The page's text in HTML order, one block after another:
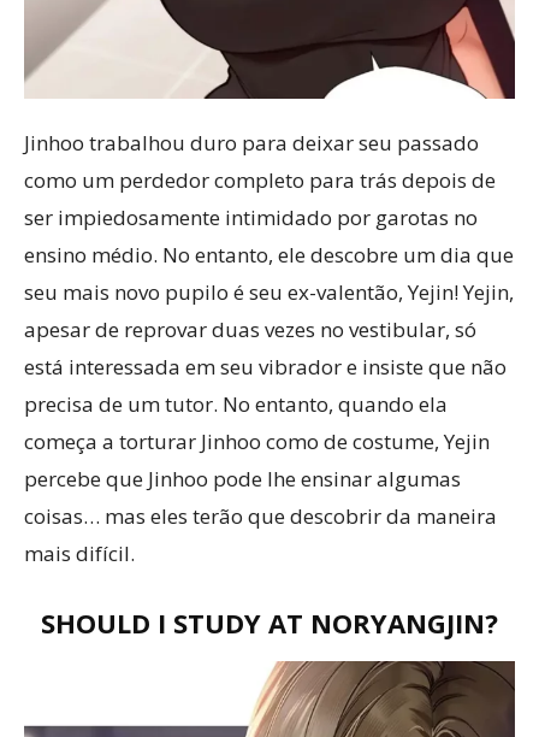
Jinhoo trabalhou duro para deixar seu passado
como um perdedor completo para trás depois de
ser impiedosamente intimidado por garotas no
ensino médio. No entanto, ele descobre um dia que
seu mais novo pupilo é seu ex-valentão, Yejin! Yejin,
apesar de reprovar duas vezes no vestibular, só
está interessada em seu vibrador e insiste que não
precisa de um tutor. No entanto, quando ela
começa a torturar Jinhoo como de costume, Yejin
percebe que Jinhoo pode lhe ensinar algumas
coisas… mas eles terão que descobrir da maneira
mais difícil.
SHOULD I STUDY AT NORYANGJIN?